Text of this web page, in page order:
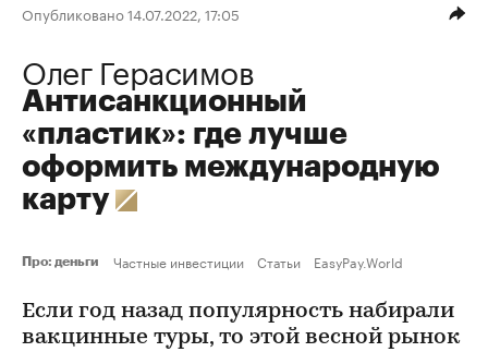
Опубликовано 14.07.2022, 17:05
Олег Герасимов
Антисанкционный
«пластик»: где лучше
оформить международную
карту
Про: деньги Частные инвестиции Статьи EasyPay.World
Если год назад популярность набирали
вакцинные туры, то этой весной рынок